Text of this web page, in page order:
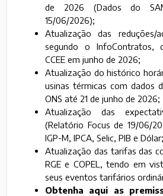
de 2026 (Dados do
15/06/2026);
Atualização das reduções/
segundo o InfoContratos,
CCEE em junho de 2026;
Atualização do histórico
usinas térmicas com dados
ONS até 21 de junho de 2026;
Atualização das
(Relatório Focus de 19/06/
IGP-M, IPCA, Selic, PIB e Dólar;
Atualização das tarifas das
RGE e COPEL, tendo em
seus eventos tarifários
Obtenha aqui as